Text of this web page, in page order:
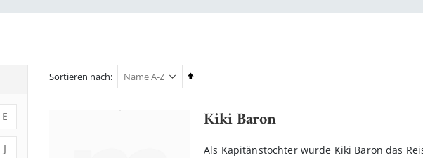
Sortieren nach
In
Kiki Baron
Als Kapitänstochter wurde Kiki Baron das
E
J